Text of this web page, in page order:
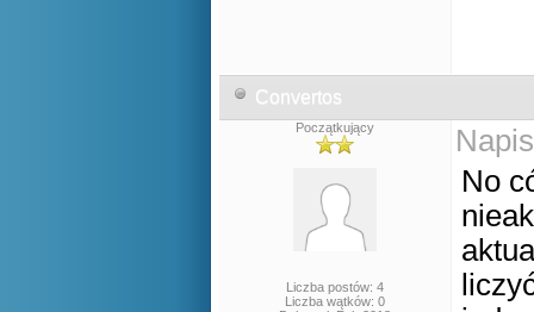
Convertos
Początkujący
Liczba postów: 4
Liczba wątków: 0
No